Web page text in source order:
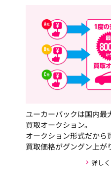
ユーカーパックは国内最
買取オークション。
オークション形式だから
買取価格がグングン上が
詳し